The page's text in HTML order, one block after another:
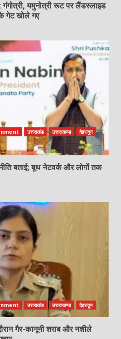
यमुनोत्री रूट पर लैंडस्लाइड
गेट खोले गए
उत्तराखंड उत्तराखण्ड
देहरादून
बताई; बूथ नेटवर्क और लोगों तक
उत्तराखंड उत्तराखण्ड देहरादून
गैर-कानूनी शराब और नशीले